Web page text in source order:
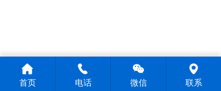
首页 电话 微信 联系